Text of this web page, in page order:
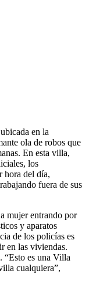
en la
ola de robos que
En esta villa,
los
hora del día,
fuera de sus
mujer entrando por
y aparatos
de los policías es
en las viviendas.
“Esto es una Villa
cualquiera”,